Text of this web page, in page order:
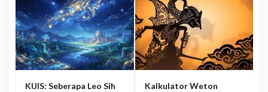
KUIS: Seberapa Leo Sih
Kalkulator Weton